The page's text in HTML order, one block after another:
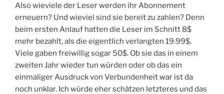
Also wieviele der Leser werden ihr Abonnement
erneuern? Und wieviel sind sie bereit zu zahlen? Denn
beim ersten Anlauf hatten die Leser im Schnitt 8$
mehr bezahlt, als die eigentlich verlangten 19.99$.
Viele gaben freiwillig sogar 50$. Ob sie das in einem
zweiten Jahr wieder tun würden oder ob das ein
einmaliger Ausdruck von Verbundenheit war ist da
noch unklar. Ich würde eher schätzen letzteres und das